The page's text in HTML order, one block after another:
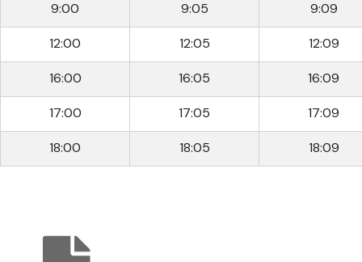
9:00 9:05 9:09
12:00 12:05 12:09
16:00 16:05 16:09
17:00 17:05 17:09
18:00 18:05 18:09